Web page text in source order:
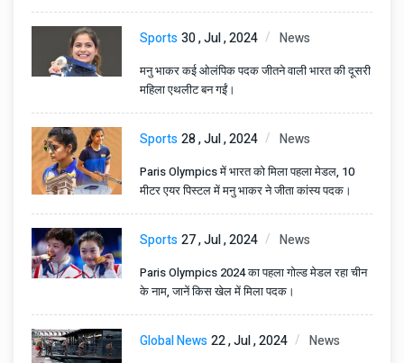
Sports30 , Jul , 2024 News
मनु भाकर कई ओलंपिक पदक जीतने वाली भारत की दूसरी
महिला एथलीट बन गईं।
Sports28 , Jul , 2024 News
Paris Olympics में भारत को मिला पहला मेडल, 10
मीटर एयर पिस्टल में मनु भाकर ने जीता कांस्य पदक।
Sports27 , Jul , 2024 News
Paris Olympics 2024 का पहला गोल्ड मेडल रहा चीन
के नाम, जानें किस खेल में मिला पदक।
Global News22 , Jul , 2024 News